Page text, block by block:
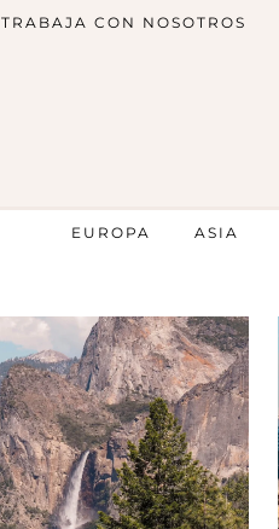
TRABAJA CON NOSOTROS
EUROPA ASIA